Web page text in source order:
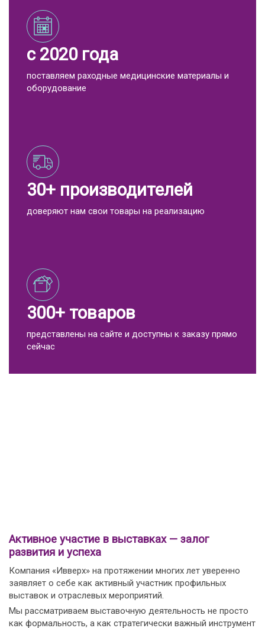
с 2020 года
поставляем раходные медицинские материалы и
оборудование
30+ производителей
доверяют нам свои товары на реализацию
300+ товаров
представлены на сайте и доступны к заказу прямо
сейчас
Активное участие в выставках — залог
развития и успеха
Компания «Ивверх» на протяжении многих лет уверенно
заявляет о себе как активный участник профильных
выставок и отраслевых мероприятий.
Мы рассматриваем выставочную деятельность не просто
как формальность, а как стратегически важный инструмент